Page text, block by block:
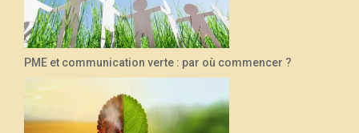
PME et communication verte : par où commencer ?